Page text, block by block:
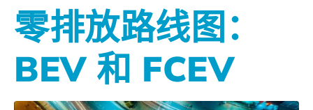
零排放路线图：
BEV 和 FCEV